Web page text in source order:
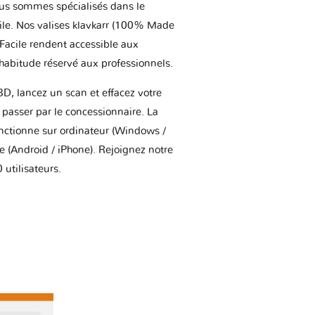
sommes spécialisés dans le
Nos valises klavkarr (100% Made
rendent accessible aux
réservé aux professionnels.
lancez un scan et effacez votre
par le concessionnaire. La
sur ordinateur (Windows /
(Android / iPhone). Rejoignez notre
utilisateurs.